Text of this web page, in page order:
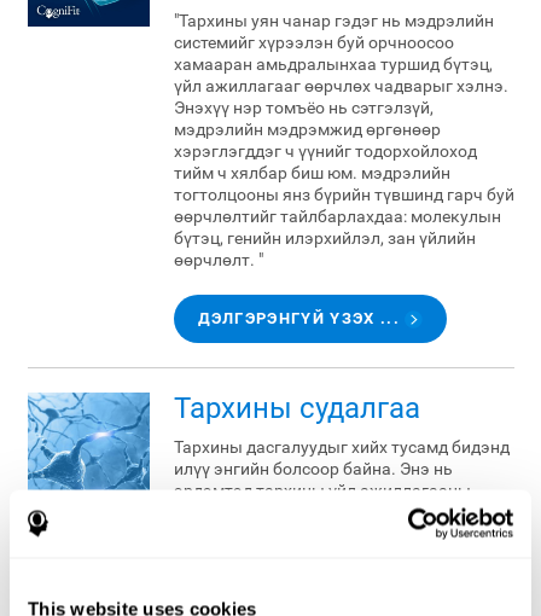
This website uses cookies
"Тархины уян чанар гэдэг нь мэдрэлийн
системийг хүрээлэн буй орчноосоо
хамааран амьдралынхаа туршид бүтэц,
үйл ажиллагааг өөрчлөх чадварыг хэлнэ.
Энэхүү нэр томъёо нь сэтгэлзүй,
мэдрэлийн мэдрэмжид өргөнөөр
хэрэглэгддэг ч үүнийг тодорхойлоход
тийм ч хялбар биш юм. мэдрэлийн
тогтолцооны янз бүрийн түвшинд гарч буй
өөрчлөлтийг тайлбарлахдаа: молекулын
бүтэц, генийн илэрхийлэл, зан үйлийн
өөрчлөлт. "
ДЭЛГЭРЭНГҮЙ ҮЗЭХ ...
Тархины судалгаа
Тархины дасгалуудыг хийх тусамд бидэнд
илүү энгийн болсоор байна. Энэ нь
эрдэмтэд тархины үйл ажиллагааны
талаар илүү их судлаж мэдэх тутамд бид
зөвхөн бие махбодын эрүүл мэндийг
холбогдлыг их ухамсарлаж байна.